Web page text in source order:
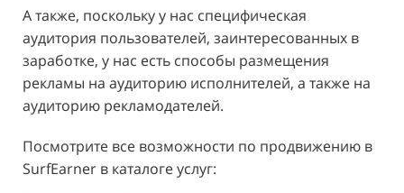
А также, поскольку у нас специфическая
аудитория пользователей, заинтересованных в
заработке, у нас есть способы размещения
рекламы на аудиторию исполнителей, а также на
аудиторию рекламодателей.
Посмотрите все возможности по продвижению в
SurfEarner в каталоге услуг: